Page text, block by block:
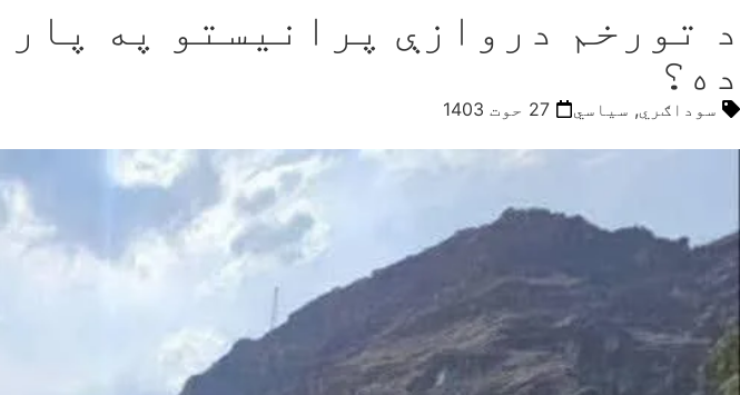
د تورخم دروازې پرانیستو په
ده؟
سوداګري, سیاسي 27 حوت 1403